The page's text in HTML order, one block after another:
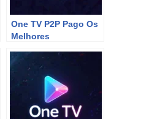
One TV P2P Pago Os
Melhores